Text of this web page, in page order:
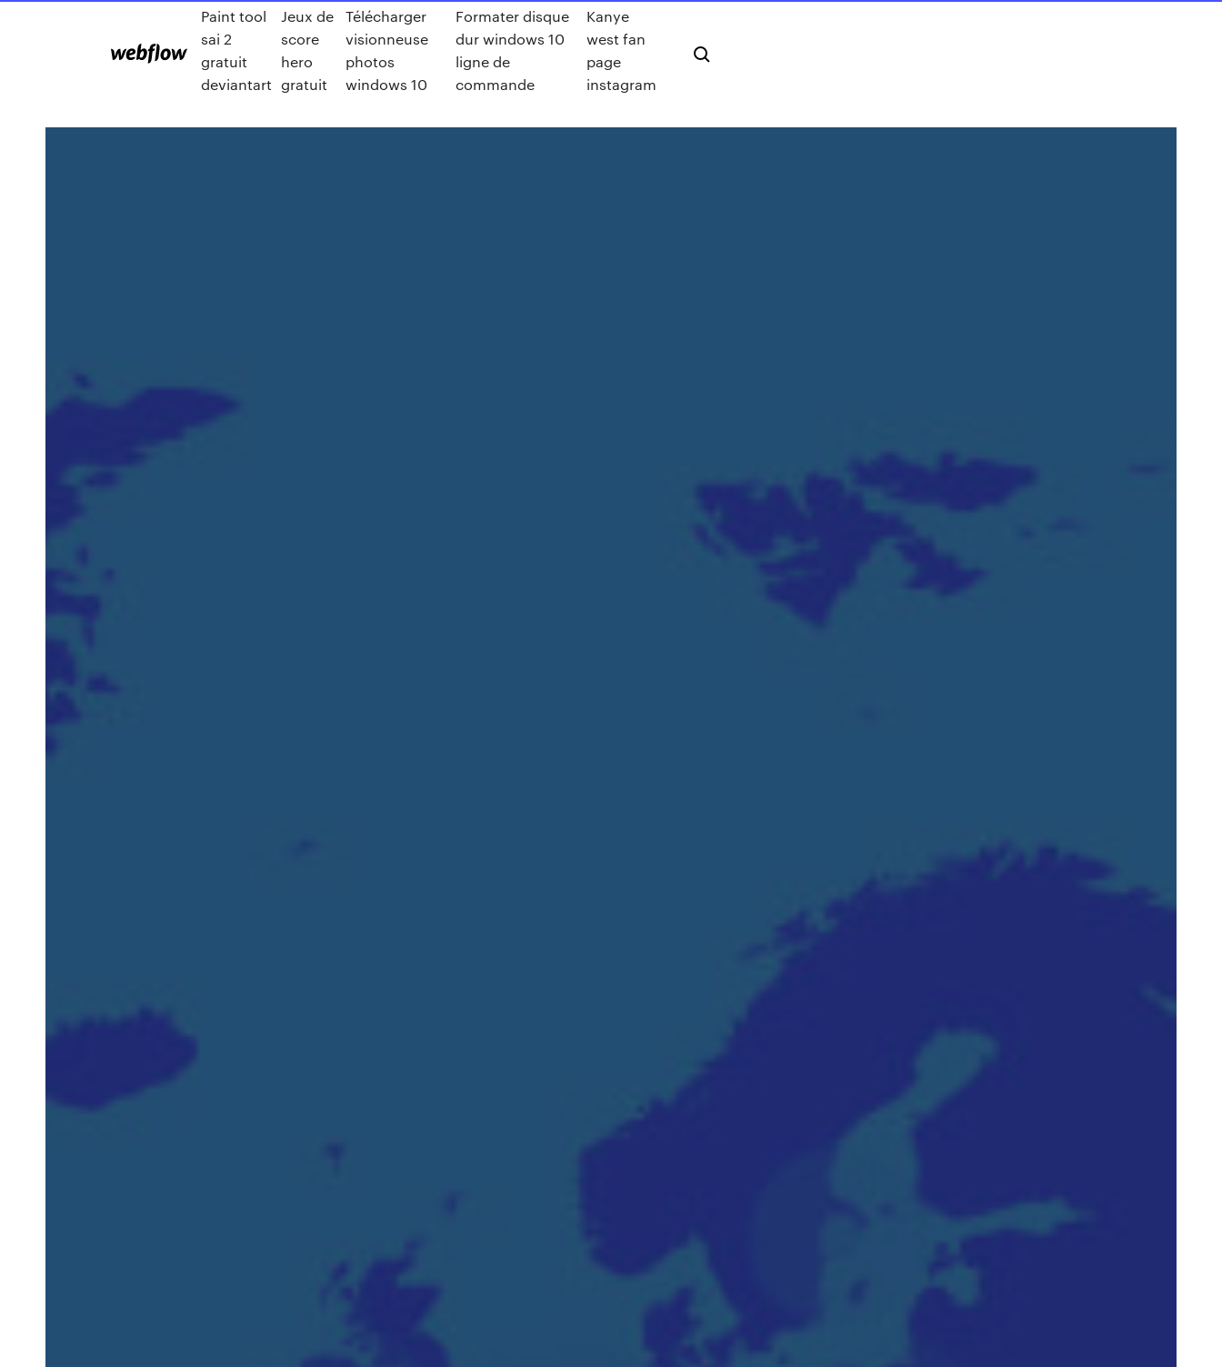
Paint tool
sai 2
gratuit
deviantart
Jeux de
score
hero
gratuit
Télécharger
visionneuse
photos
windows 10
Formater disque
dur windows 10
ligne de
commande
Kanye
west fan
page
instagram